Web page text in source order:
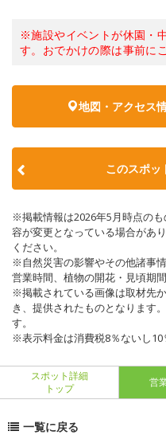
※施設やイベントが休園・
す。おでかけの際は事前に
地図・アクセス
このスポッ
※掲載情報は2026年5月時点の
容が変更となっている場合があ
ください。
※自然災害の影響やその他諸事
営業時間、植物の開花・見頃期
※掲載されている画像は取材先
き、提供されたものとなります
す。
※表示料金は消費税8％ないし10
スポット詳細
トップ
営
一覧に戻る